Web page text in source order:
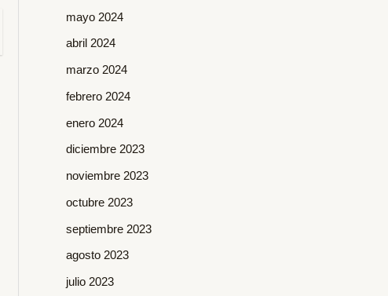
mayo 2024
abril 2024
marzo 2024
febrero 2024
enero 2024
diciembre 2023
noviembre 2023
octubre 2023
septiembre 2023
agosto 2023
julio 2023